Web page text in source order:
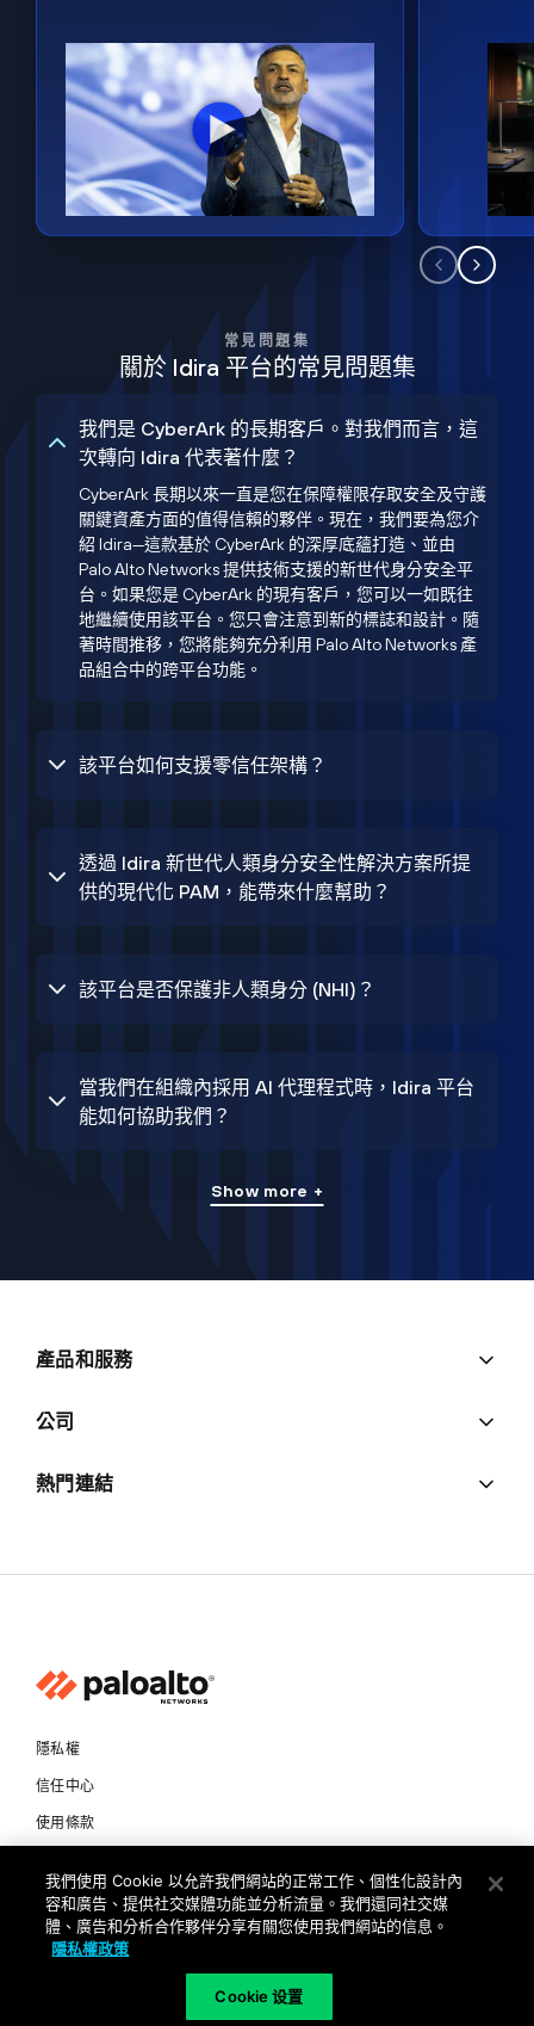
常見問題集
關於 Idira 平台的常見問題集
我們是 CyberArk 的長期客戶。對我們而言，這
次轉向 Idira 代表著什麼？
CyberArk 長期以來一直是您在保障權限存取安全及守護
關鍵資產方面的值得信賴的夥伴。現在，我們要為您介
紹 Idira—這款基於 CyberArk 的深厚底蘊打造、並由
Palo Alto Networks 提供技術支援的新世代身分安全平
台。如果您是 CyberArk 的現有客戶，您可以一如既往
地繼續使用該平台。您只會注意到新的標誌和設計。隨
著時間推移，您將能夠充分利用 Palo Alto Networks 產
品組合中的跨平台功能。
該平台如何支援零信任架構？
透過 Idira 新世代人類身分安全性解決方案所提
供的現代化 PAM，能帶來什麼幫助？
該平台是否保護非人類身分 (NHI)？
當我們在組織內採用 AI 代理程式時，Idira 平台
能如何協助我們？
Show more +
產品和服務
公司
熱門連結
隱私權
信任中心
使用條款
Copyright © 2026 Palo Alto Networks. All Rights Reserved
我們使用 Cookie 以允許我們網站的正常工作、個性化設計內
容和廣告、提供社交媒體功能並分析流量。我們還同社交媒
體、廣告和分析合作夥伴分享有關您使用我們網站的信息。
隱私權政策
Cookie 设置